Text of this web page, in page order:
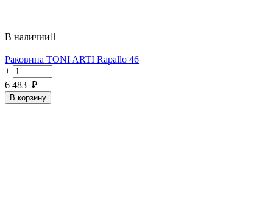
В наличии
Раковина TONI ARTI Rapallo 46
+
−
6 483 ₽
В корзину